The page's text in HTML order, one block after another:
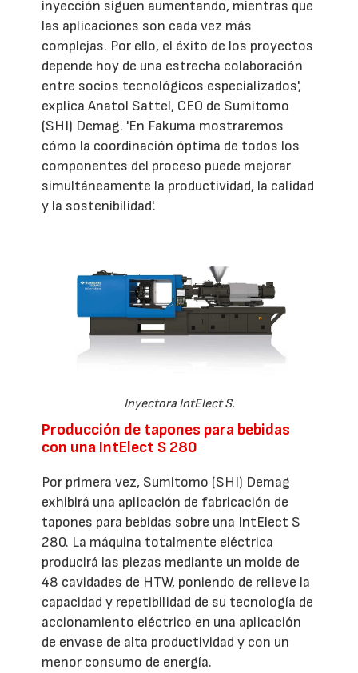
inyección siguen aumentando, mientras que
las aplicaciones son cada vez más
complejas. Por ello, el éxito de los proyectos
depende hoy de una estrecha colaboración
entre socios tecnológicos especializados',
explica Anatol Sattel, CEO de Sumitomo
(SHI) Demag. 'En Fakuma mostraremos
cómo la coordinación óptima de todos los
componentes del proceso puede mejorar
simultáneamente la productividad, la calidad
y la sostenibilidad'.
Inyectora IntElect S.
Producción de tapones para bebidas
con una IntElect S 280
Por primera vez, Sumitomo (SHI) Demag
exhibirá una aplicación de fabricación de
tapones para bebidas sobre una IntElect S
280. La máquina totalmente eléctrica
producirá las piezas mediante un molde de
48 cavidades de HTW, poniendo de relieve la
capacidad y repetibilidad de su tecnología de
accionamiento eléctrico en una aplicación
de envase de alta productividad y con un
menor consumo de energía.